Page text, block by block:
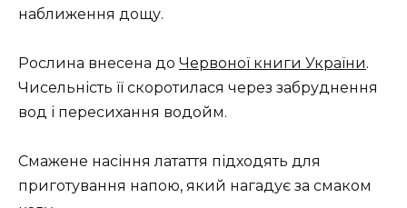
наближення дощу.
Рослина внесена до Червоної книги України.
Чисельність її скоротилася через забруднення
вод і пересихання водойм.
Смажене насіння латаття підходять для
приготування напою, який нагадує за смаком